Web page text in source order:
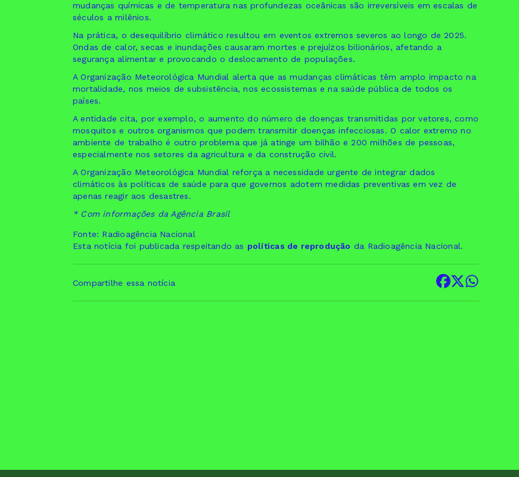
mudanças químicas e de temperatura nas profundezas oceânicas são irreversíveis em escalas de
séculos a milênios.
Na prática, o desequilíbrio climático resultou em eventos extremos severos ao longo de 2025.
Ondas de calor, secas e inundações causaram mortes e prejuízos bilionários, afetando a
segurança alimentar e provocando o deslocamento de populações.
A Organização Meteorológica Mundial alerta que as mudanças climáticas têm amplo impacto na
mortalidade, nos meios de subsistência, nos ecossistemas e na saúde pública de todos os
países.
A entidade cita, por exemplo, o aumento do número de doenças transmitidas por vetores, como
mosquitos e outros organismos que podem transmitir doenças infecciosas. O calor extremo no
ambiente de trabalho é outro problema que já atinge um bilhão e 200 milhões de pessoas,
especialmente nos setores da agricultura e da construção civil.
A Organização Meteorológica Mundial reforça a necessidade urgente de integrar dados
climáticos às políticas de saúde para que governos adotem medidas preventivas em vez de
apenas reagir aos desastres.
* Com informações da Agência Brasil
Fonte: Radioagência Nacional
Esta notícia foi publicada respeitando as políticas de reprodução da Radioagência Nacional.
Compartilhe essa notícia